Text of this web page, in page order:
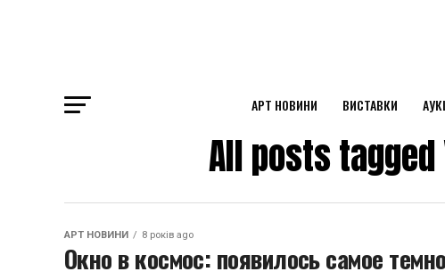
АРТ НОВИНИ ВИСТАВКИ
All posts
АРТ НОВИНИ 8 років ago
Окно в космос: появилось самое